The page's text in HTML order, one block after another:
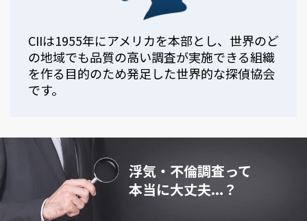
CIIは1955年にアメリカを本部とし、世界のど
の地域でも品質の高い調査が実施できる組織
を作る目的のため発足した世界的な探偵協会
です。
浮気・不倫調査って
本当に大丈夫...？